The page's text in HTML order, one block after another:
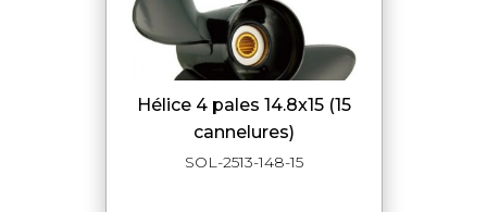
hélice 4 pales 14.8x15 (15
cannelures)
SOL-2513-148-15